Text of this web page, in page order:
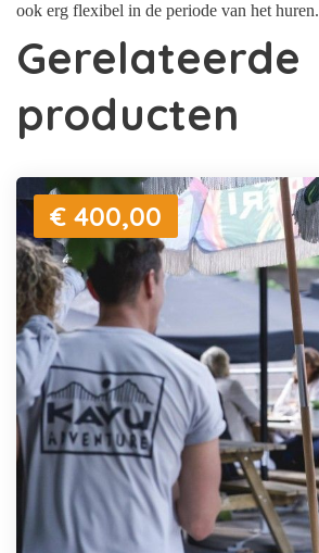
ook erg flexibel in de periode van het huren.
Gerelateerde
producten
€ 400,00